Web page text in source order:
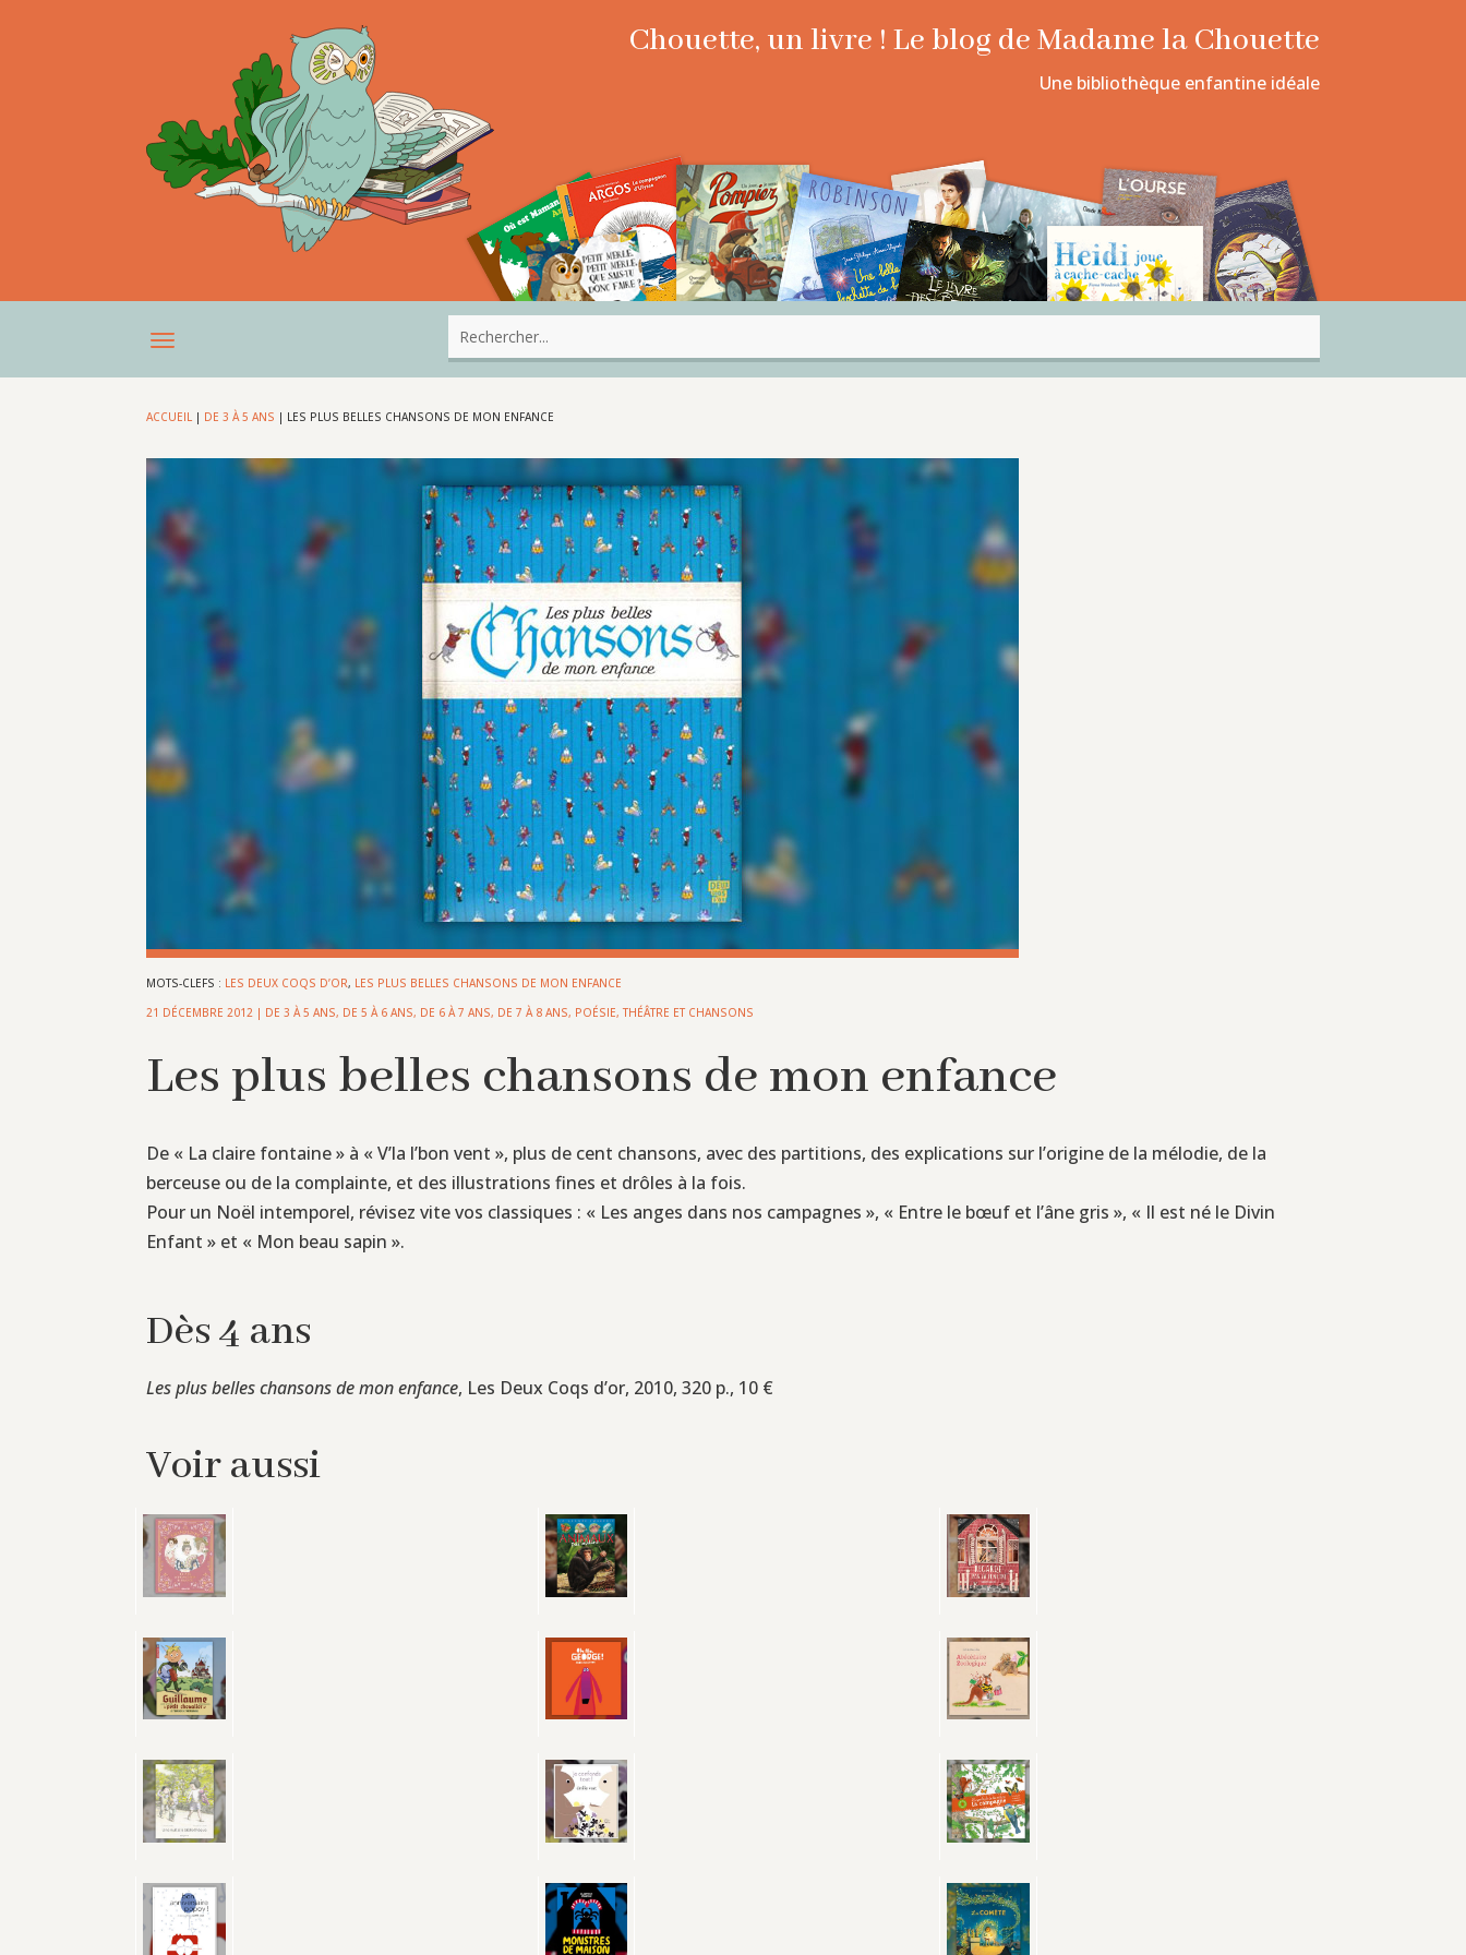
Chouette, un livre ! Le blog de Madame la Chouette
Une bibliothèque enfantine idéale
ACCUEIL | DE 3 À 5 ANS | LES PLUS BELLES CHANSONS DE MON ENFANCE
MOTS-CLEFS : LES DEUX COQS D’OR, LES PLUS BELLES CHANSONS DE MON ENFANCE
21 DÉCEMBRE 2012 | DE 3 À 5 ANS, DE 5 À 6 ANS, DE 6 À 7 ANS, DE 7 À 8 ANS, POÉSIE, THÉÂTRE ET CHANSONS
Les plus belles chansons de mon enfance
De « La claire fontaine » à « V’la l’bon vent », plus de cent chansons, avec des partitions, des explications sur l’origine de la mélodie, de la
berceuse ou de la complainte, et des illustrations fines et drôles à la fois.
Pour un Noël intemporel, révisez vite vos classiques : « Les anges dans nos campagnes », « Entre le bœuf et l’âne gris », « Il est né le Divin
Enfant » et « Mon beau sapin ».
Dès 4 ans
Les plus belles chansons de mon enfance, Les Deux Coqs d’or, 2010, 320 p., 10 €
Voir aussi